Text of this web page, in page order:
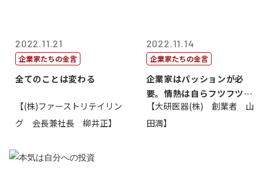
2022.11.21
企業家たちの金言
全てのことは変わる
【(株)ファーストリテイリン
グ 会長兼社長 柳井正】
2022.11.14
企業家たちの金言
企業家はパッションが必
要。情熱は自らフツフツと
湧いてくるもの...
【大研医器(株) 創業者 山
田満】